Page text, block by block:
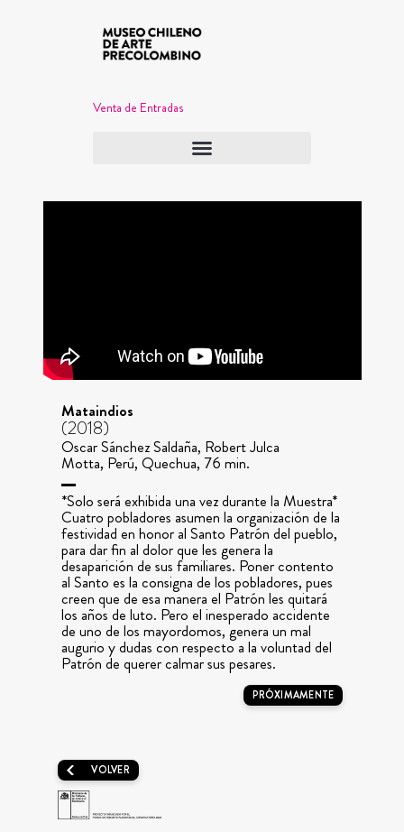
Venta de Entradas
Mataindios
(2018)
Oscar Sánchez Saldaña, Robert Julca
Motta, Perú, Quechua, 76 min.
*Solo será exhibida una vez durante la Muestra*
Cuatro pobladores asumen la organización de la
festividad en honor al Santo Patrón del pueblo,
para dar fin al dolor que les genera la
desaparición de sus familiares. Poner contento
al Santo es la consigna de los pobladores, pues
creen que de esa manera el Patrón les quitará
los años de luto. Pero el inesperado accidente
de uno de los mayordomos, genera un mal
augurio y dudas con respecto a la voluntad del
Patrón de querer calmar sus pesares.
PRÓXIMAMENTE
VOLVER